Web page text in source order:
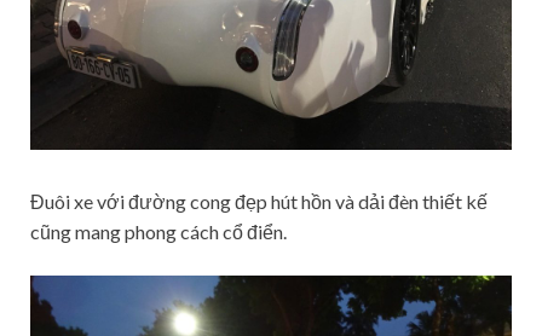
Đuôi xe với đường cong đẹp hút hồn và dải đèn thiết kế
cũng mang phong cách cổ điển.